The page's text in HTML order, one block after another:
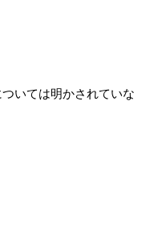
いては明かされていな